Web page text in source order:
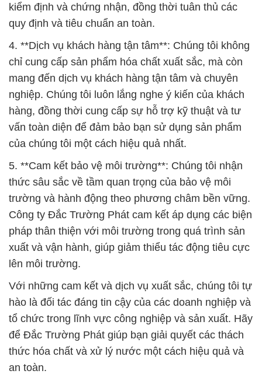
mang đến dịch vụ khách hàng tận tâm và chuyên
nghiệp. Chúng tôi luôn lắng nghe ý kiến của khách
hàng, đồng thời cung cấp sự hỗ trợ kỹ thuật và tư
vấn toàn diện để đảm bảo bạn sử dụng sản phẩm
của chúng tôi một cách hiệu quả nhất.
5. **Cam kết bảo vệ môi trường**: Chúng tôi nhận
thức sâu sắc về tầm quan trọng của bảo vệ môi
trường và hành động theo phương châm bền vững.
Công ty Đắc Trường Phát cam kết áp dụng các biện
pháp thân thiện với môi trường trong quá trình sản
xuất và vận hành, giúp giảm thiểu tác động tiêu cực
lên môi trường.
Với những cam kết và dịch vụ xuất sắc, chúng tôi tự
hào là đối tác đáng tin cậy của các doanh nghiệp và
tổ chức trong lĩnh vực công nghiệp và sản xuất. Hãy
để Đắc Trường Phát giúp bạn giải quyết các thách
thức hóa chất và xử lý nước một cách hiệu quả và
an toàn.
# Nơi chuyên cung cấp Þ bán hóa chất FeSO4 >
Iron Sulfate Dạng Bột 98% Ấn Độ India
# Đơn vị chuyên thương mại # cung cấp hóa chất
FeSO4 > Iron Sulfate Dạng Bột 98% Ấn Độ India